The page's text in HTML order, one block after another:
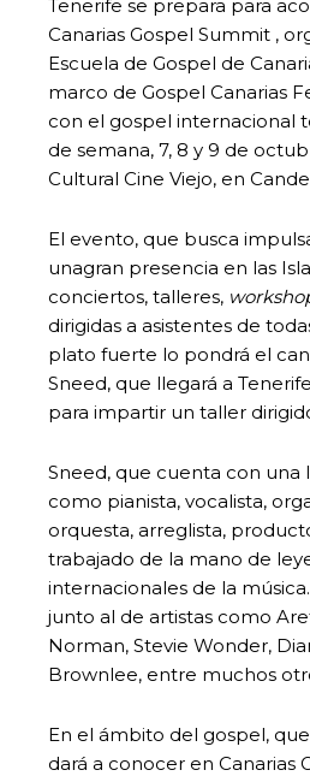
Tenerife se prepara para
Canarias Gospel Summit ,
Escuela de Gospel de
marco de Gospel Canarias
con el gospel internacional
de semana, 7, 8 y 9 de
Cultural Cine Viejo, en
El evento, que busca
unagran presencia en las
conciertos, talleres,
dirigidas a asistentes de
plato fuerte lo pondrá el
Sneed, que llegará a
para impartir un taller
Sneed, que cuenta con una
como pianista, vocalista,
orquesta, arreglista,
trabajado de la mano de
internacionales de la
junto al de artistas como
Norman, Stevie Wonder,
Brownlee, entre muchos
En el ámbito del gospel,
dará a conocer en Canarias